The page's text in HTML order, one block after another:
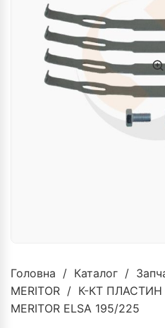
Головна / Каталог /
MERITOR / К-КТ ПЛАСТИН
MERITOR ELSA 195/225